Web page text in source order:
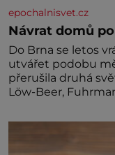
epochalnisvet.cz
Návrat domů
Do Brna se letos
utvářet podobu
přerušila druhá
Löw-Beer,
židovské kultury
nejsou
rodinných